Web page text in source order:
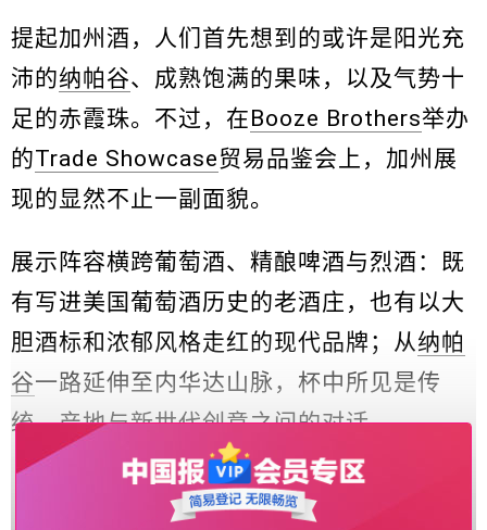
提起加州酒，人们首先想到的或许是阳光充
沛的纳帕谷、成熟饱满的果味，以及气势十
足的赤霞珠。不过，在Booze Brothers举办
的Trade Showcase贸易品鉴会上，加州展
现的显然不止一副面貌。
展示阵容横跨葡萄酒、精酿啤酒与烈酒：既
有写进美国葡萄酒历史的老酒庄，也有以大
胆酒标和浓郁风格走红的现代品牌；从纳帕
谷一路延伸至内华达山脉，杯中所见是传
统、产地与新世代创意之间的对话。